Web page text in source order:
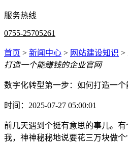
服务热线
0755-25705261
首页 > 新闻中心 > 网站建设知识 >
打造一个能赚钱的企业官网
数字化转型第一步：如何打造一个
时间：2025-07-27 05:00:01
前几天遇到个挺有意思的事儿。
我，神神秘秘地说要花三万块做个